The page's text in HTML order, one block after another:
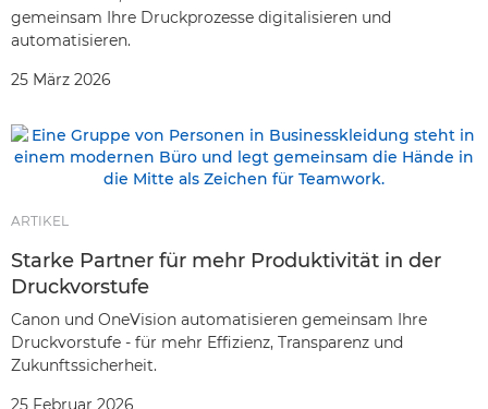
gemeinsam Ihre Druckprozesse digitalisieren und
automatisieren.
25 März 2026
ARTIKEL
Starke Partner für mehr Produktivität in der
Druckvorstufe
Canon und OneVision automatisieren gemeinsam Ihre
Druckvorstufe - für mehr Effizienz, Transparenz und
Zukunftssicherheit.
25 Februar 2026